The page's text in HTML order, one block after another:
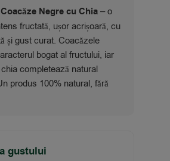
Negre cu Chia – o
fructată, ușor acrișoară, cu
și gust curat. Coacăzele
bogat al fructului, iar
completează natural
produs 100% natural, fără
gustului